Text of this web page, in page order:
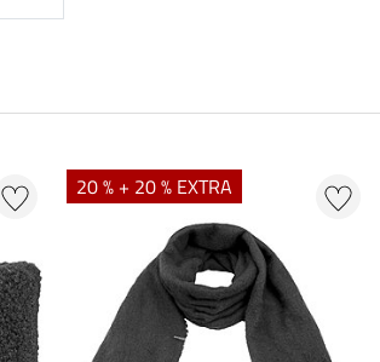
20 % + 20 % EXTRA